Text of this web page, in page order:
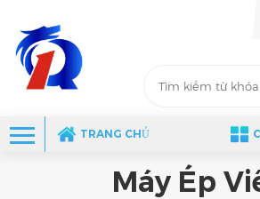
TRANG CHỦ
Máy Ép